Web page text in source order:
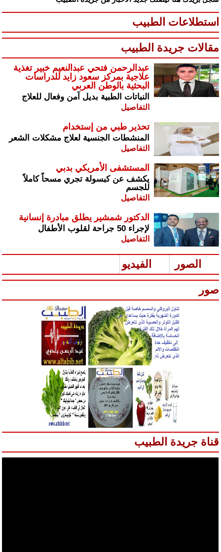
استطلاعات الطبيب
مقالات جريدة الطبيب
عبدالرحمن فتحي عبدالنعيم خبير تغذية
علاجية بمركز سعود زايد للدراسات
البحثية بالوطن العربي
النباتات الطبية بديل آمن وفعال للعلاج
التفاصيل
تحذير طبي من إستخدام
المنشطات الجنسية لعلاج مشكلات الشعر
التفاصيل
المستشفى الأمريكي بدبي
يكشف عن كبسولة تجري مسحاً كاملاً
للجسم
التفاصيل
الدكتور شمشير يطلق مبادرة إنسانية
لإجراء 50 جراحة لقلوب الأطفال
التفاصيل
الصور الفيديو
صور
قناة جريدة الطبيب